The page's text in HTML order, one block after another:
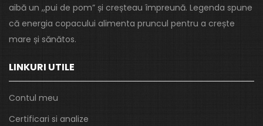
aibă un ,,pui de pom” și creșteau împreună. Legenda spune
că energia copacului alimenta pruncul pentru a crește
mare și sănătos.
LINKURI UTILE
Contul meu
Certificari si analize